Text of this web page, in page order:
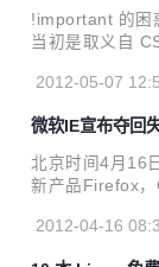
有思考过如何做
用Python写的
的博客。
品的演示效果
!important 的困
当初是取义自
种叹号前置的格
种在说这封邮件
CSS 的过程中
这 !important 到
的！ // 常用叹
来了...
2012-05-07
微软IE宣布夺回
北京时间4月16
新产品Firefox，
安全漏洞饱受批
2012-04-16